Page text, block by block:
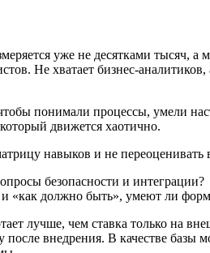
уже не десятками тысяч,
Не хватает бизнес-
понимали процессы, умели
движется хаотично.
навыков и не переоценивать
безопасности и интеграции?
«как должно быть», умеют ли
лучше, чем ставка только на
после внедрения. В качестве